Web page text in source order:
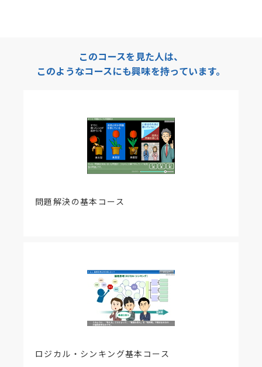
このコースを見た人は、
このようなコースにも興味を持っています。
問題解決の基本コース
ロジカル・シンキング基本コース